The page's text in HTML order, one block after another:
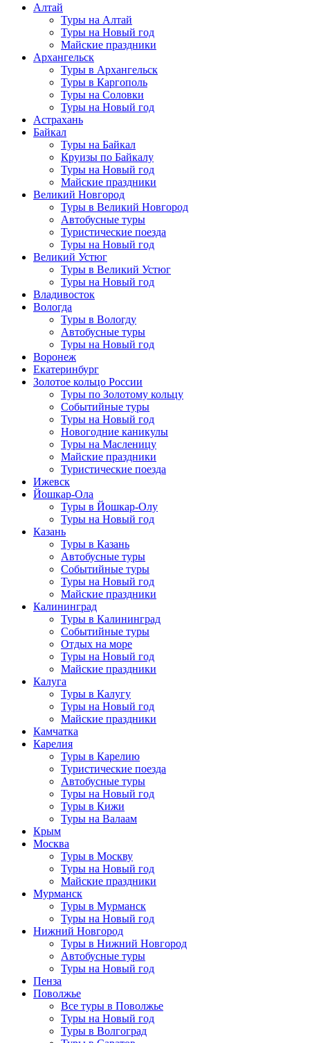
Алтай
Туры на Алтай
Туры на Новый год
Майские праздники
Архангельск
Туры в Архангельск
Туры в Каргополь
Туры на Соловки
Туры на Новый год
Астрахань
Байкал
Туры на Байкал
Круизы по Байкалу
Туры на Новый год
Майские праздники
Великий Новгород
Туры в Великий Новгород
Автобусные туры
Туристические поезда
Туры на Новый год
Великий Устюг
Туры в Великий Устюг
Туры на Новый год
Владивосток
Вологда
Туры в Вологду
Автобусные туры
Туры на Новый год
Воронеж
Екатеринбург
Золотое кольцо России
Туры по Золотому кольцу
Событийные туры
Туры на Новый год
Новогодние каникулы
Туры на Масленицу
Майские праздники
Туристические поезда
Ижевск
Йошкар-Ола
Туры в Йошкар-Олу
Туры на Новый год
Казань
Туры в Казань
Автобусные туры
Событийные туры
Туры на Новый год
Майские праздники
Калининград
Туры в Калининград
Событийные туры
Отдых на море
Туры на Новый год
Майские праздники
Калуга
Туры в Калугу
Туры на Новый год
Майские праздники
Камчатка
Карелия
Туры в Карелию
Туристические поезда
Автобусные туры
Туры на Новый год
Туры в Кижи
Туры на Валаам
Крым
Москва
Туры в Москву
Туры на Новый год
Майские праздники
Мурманск
Туры в Мурманск
Туры на Новый год
Нижний Новгород
Туры в Нижний Новгород
Автобусные туры
Туры на Новый год
Пенза
Поволжье
Все туры в Поволжье
Туры на Новый год
Туры в Волгоград